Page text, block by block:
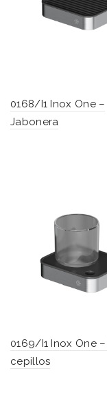
0168/I1 Inox One –
Jabonera
0169/I1 Inox One
cepillos